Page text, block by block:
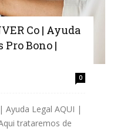
Co | Ayuda
Pro Bono |
0
Ayuda Legal AQUI |
trataremos de